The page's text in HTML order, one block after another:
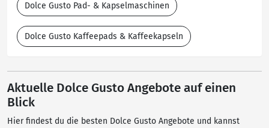
Dolce Gusto Pad- & Kapselmaschinen
Dolce Gusto Kaffeepads & Kaffeekapseln
Aktuelle Dolce Gusto Angebote auf einen
Blick
Hier findest du die besten Dolce Gusto Angebote und kannst